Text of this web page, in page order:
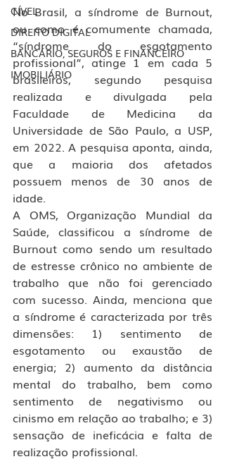
CÍVEL
DIREITO DIGITAL
BANCÁRIO, SEGUROS E FINANCEIRO
IMOBILIÁRIO
No Brasil, a síndrome de Burnout,
ou como é comumente chamada,
“síndrome do esgotamento
profissional”, atinge 1 em cada 5
brasileiros, segundo pesquisa
realizada e divulgada pela
Faculdade de Medicina da
Universidade de São Paulo, a USP,
em 2022. A pesquisa aponta, ainda,
que a maioria dos afetados
possuem menos de 30 anos de
idade.
A OMS, Organização Mundial da
Saúde, classificou a síndrome de
Burnout como sendo um resultado
de estresse crônico no ambiente de
trabalho que não foi gerenciado
com sucesso. Ainda, menciona que
a síndrome é caracterizada por três
dimensões: 1) sentimento de
esgotamento ou exaustão de
energia; 2) aumento da distância
mental do trabalho, bem como
sentimento de negativismo ou
cinismo em relação ao trabalho; e 3)
sensação de ineficácia e falta de
realização profissional.